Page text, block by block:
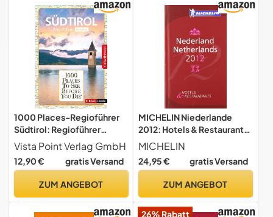
1000 Places-Regioführer
Südtirol: Regioführer
spezial (E-Book inside)
(1000 Places To See Before
You Die): 1000 Places To
besten Tipps & Highlights.
Vista Point Verlag GmbH
12,90 € gratis Versand
ZUM ANGEBOT
MICHELIN Niederlande
2012: Hotels & Restaurants
(MICHELIN Hotelführer)
MICHELIN
24,95 € gratis Versand
ZUM ANGEBOT
26% Rabatt